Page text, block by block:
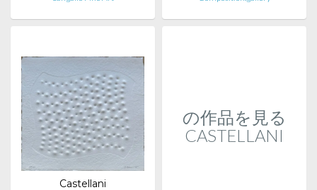
Castellani
の作品を見る
CASTELLANI